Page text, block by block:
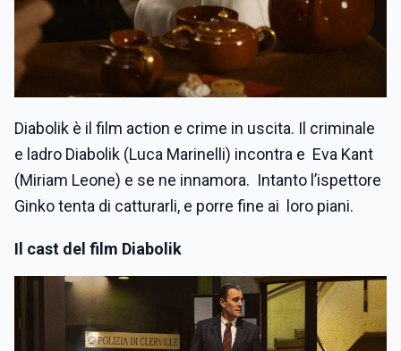
Diabolik è il film action e crime in uscita. Il criminale
e ladro Diabolik (Luca Marinelli) incontra e Eva Kant
(Miriam Leone) e se ne innamora. Intanto l’ispettore
Ginko tenta di catturarli, e porre fine ai loro piani.
Il cast del film Diabolik